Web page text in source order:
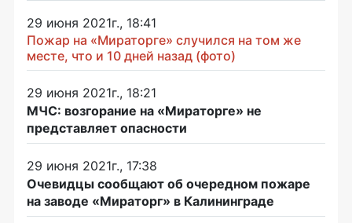
29 июня 2021г., 18:41
Пожар на «Мираторге» случился на том же
месте, что и 10 дней назад (фото)
29 июня 2021г., 18:21
МЧС: возгорание на «Мираторге» не
представляет опасности
29 июня 2021г., 17:38
Очевидцы сообщают об очередном пожаре
на заводе «Мираторг» в Калининграде